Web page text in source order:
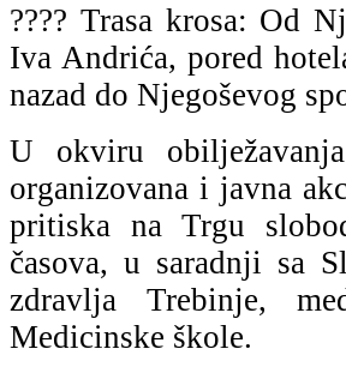
???? Trasa krosa: Od
Iva Andrića, pored
nazad do Njegoševog
U okviru
organizovana i javna
pritiska na Trgu
časova, u saradnji sa
zdravlja Trebinje,
Medicinske škole.